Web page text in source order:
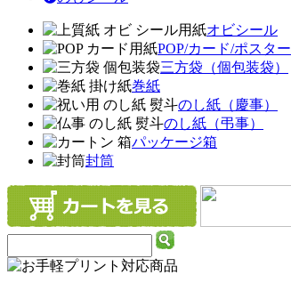
オビシール
POP/カード/ポスター
三方袋（個包装袋）
巻紙
のし紙（慶事）
のし紙（弔事）
パッケージ箱
封筒